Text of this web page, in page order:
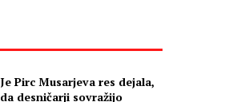
Je Pirc Musarjeva res dejala,
da desničarji sovražijo